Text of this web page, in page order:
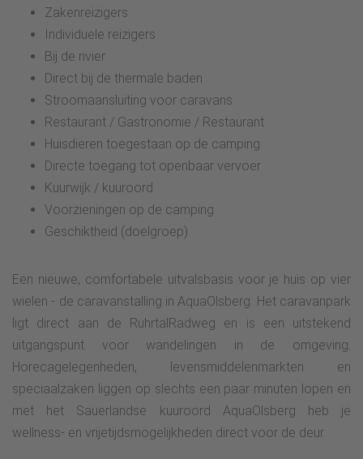
Zakenreizigers
Individuele reizigers
Bij de rivier
Direct bij de thermale baden
Stroomaansluiting voor caravans
Restaurant / Gastronomie / Restaurant
Huisdieren toegestaan op de camping
Directe toegang tot openbaar vervoer
Kuurwijk / kuuroord
Voorzieningen op de camping
Geschiktheid (doelgroep)
Een nieuwe, comfortabele uitvalsbasis voor je huis op vier
wielen - de caravanstalling in AquaOlsberg. Het caravanpark
ligt direct aan de RuhrtalRadweg en is een uitstekend
uitgangspunt voor wandelingen in de omgeving.
Horecagelegenheden, levensmiddelenmarkten en
speciaalzaken liggen op slechts een paar minuten lopen en
met het Sauerlandse kuuroord AquaOlsberg heb je
wellness- en vrijetijdsmogelijkheden direct voor de deur.